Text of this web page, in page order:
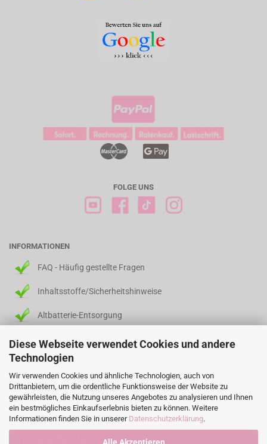
Diese Webseite verwendet Cookies und andere
Technologien
Wir verwenden Cookies und ähnliche Technologien, auch von
Drittanbietern, um die ordentliche Funktionsweise der Website zu
gewährleisten, die Nutzung unseres Angebotes zu analysieren und Ihnen
ein bestmögliches Einkaufserlebnis bieten zu können. Weitere
Informationen finden Sie in unserer Datenschutzerklärung.
FOLGE UNS
INFORMATIONEN
FAQ - Häufig gestellte Fragen
Inhaltsstoffe/Sicherheitshinweise
Altbatterie-Entsorgung
Versandkostenfrei ab 125,- EUR Warenwert
Nur für professionellen, gewerblichen Gebrauch
info@fingerspitzenshop.com